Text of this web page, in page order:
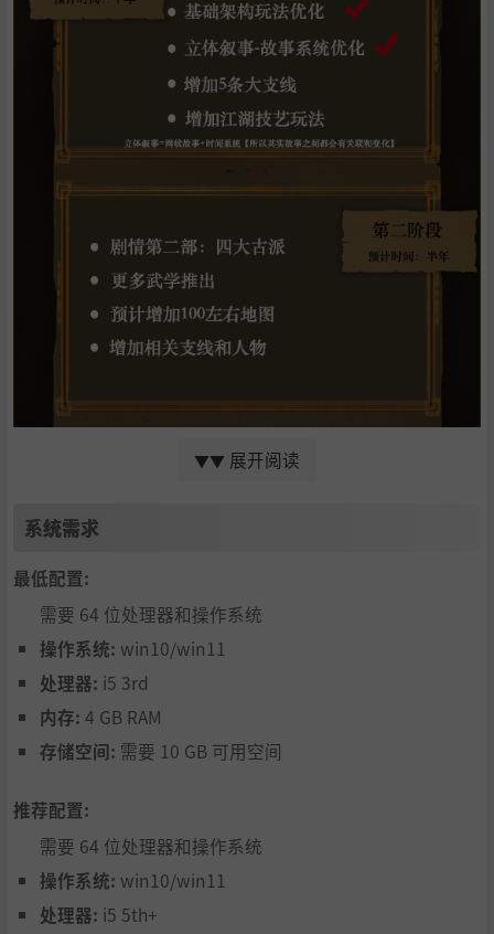
联系我们:
QQ群:
新笑游戏2：588475870
新笑游戏3：123525018
微信公众号：新笑游戏
B站：所谓侠客官方
▼▼ 展开阅读
系统需求
最低配置:
需要 64 位处理器和操作系统
操作系统: win10/win11
处理器: i5 3rd
内存: 4 GB RAM
存储空间: 需要 10 GB 可用空间
推荐配置:
需要 64 位处理器和操作系统
操作系统: win10/win11
处理器: i5 5th+